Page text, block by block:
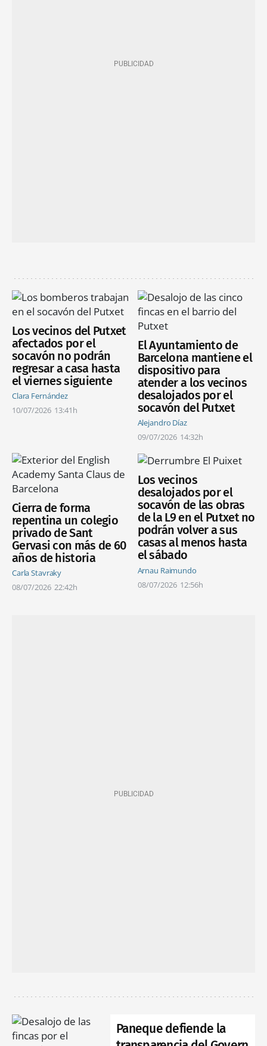
Los vecinos del Putxet
afectados por el
socavón no podrán
regresar a casa hasta
el viernes siguiente
Clara Fernández
10/07/2026 13:41h
El Ayuntamiento de
Barcelona mantiene el
dispositivo para
atender a los vecinos
desalojados por el
socavón del Putxet
Alejandro Díaz
09/07/2026 14:32h
Cierra de forma
repentina un colegio
privado de Sant
Gervasi con más de 60
años de historia
Carla Stavraky
08/07/2026 22:42h
Los vecinos
desalojados por el
socavón de las obras
de la L9 en el Putxet no
podrán volver a sus
casas al menos hasta
el sábado
Arnau Raimundo
08/07/2026 12:56h
Paneque defiende la